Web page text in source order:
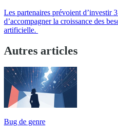
Les partenaires prévoient d’investir
d’accompagner la croissance des
artificielle.
Autres articles
Bug de genre